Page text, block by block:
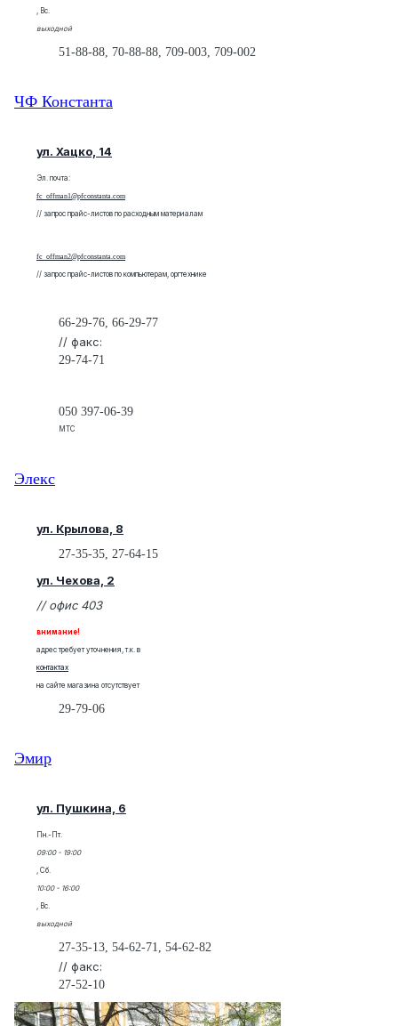
, Вс.
выходной
51-88-88, 70-88-88, 709-003, 709-002
ЧФ Константа
ул. Хацко, 14
Эл. почта:
fc_offman1@pfconstanta.com
// запрос прайс-листов по расходным материалам
fc_offman2@pfconstanta.com
// запрос прайс-листов по компьютерам, оргтехнике
66-29-76, 66-29-77
// факс:
29-74-71
050 397-06-39
МТС
Элекс
ул. Крылова, 8
27-35-35, 27-64-15
ул. Чехова, 2
// офис 403
внимание!
адрес требует уточнения, т.к. в
контактах
на сайте магазина отсутствует
29-79-06
Эмир
ул. Пушкина, 6
Пн.-Пт.
09:00 - 19:00
, Сб.
10:00 - 16:00
, Вс.
выходной
27-35-13, 54-62-71, 54-62-82
// факс:
27-52-10